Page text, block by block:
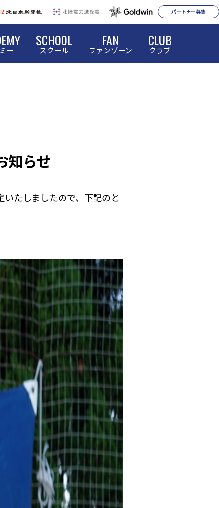
パートナー募集
ー
SCHOOL
スクール
FAN
ファンゾーン
CLUB
クラブ
知らせ
たしましたので、下記のと